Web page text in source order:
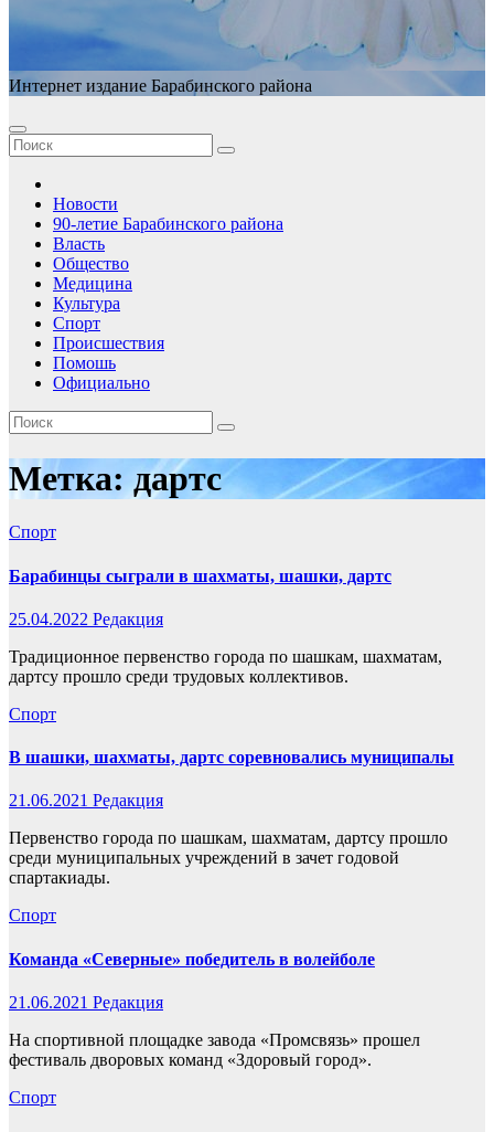
Интернет издание Барабинского района
Новости
90-летие Барабинского района
Власть
Общество
Медицина
Культура
Спорт
Происшествия
Помошь
Официально
Метка:дартс
Спорт
Барабинцы сыграли в шахматы, шашки, дартс
25.04.2022 Редакция
Традиционное первенство города по шашкам, шахматам,
дартсу прошло среди трудовых коллективов.
Спорт
В шашки, шахматы, дартс соревновались муниципалы
21.06.2021 Редакция
Первенство города по шашкам, шахматам, дартсу прошло
среди муниципальных учреждений в зачет годовой
спартакиады.
Спорт
Команда «Северные» победитель в волейболе
21.06.2021 Редакция
На спортивной площадке завода «Промсвязь» прошел
фестиваль дворовых команд «Здоровый город».
Спорт